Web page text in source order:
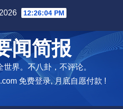
12:26:05 PM
闻简报
界。不八卦，不评论。
免费登录, 月底自愿付款 !